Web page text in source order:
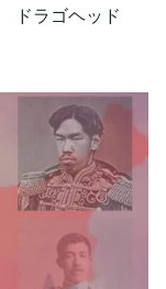
ドラゴヘッド